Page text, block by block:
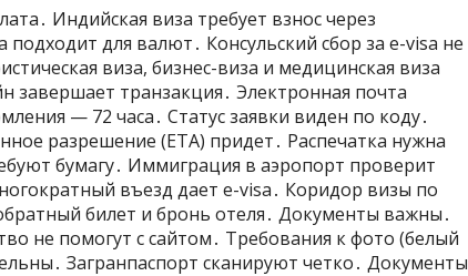
Индийская виза требует взнос через
для валют․ Консульский сбор за e-visa не
виза, бизнес-виза и медицинская виза
завершает транзакция․ Электронная почта
— 72 часа․ Статус заявки виден по коду․
разрешение (ETA) придет․ Распечатка нужна
бумагу․ Иммиграция в аэропорт проверит
въезд дает e-visa․ Коридор визы по
билет и бронь отеля․ Документы важны․
не помогут с сайтом․ Требования к фото (белый
Загранпаспорт сканируют четко․ Документы